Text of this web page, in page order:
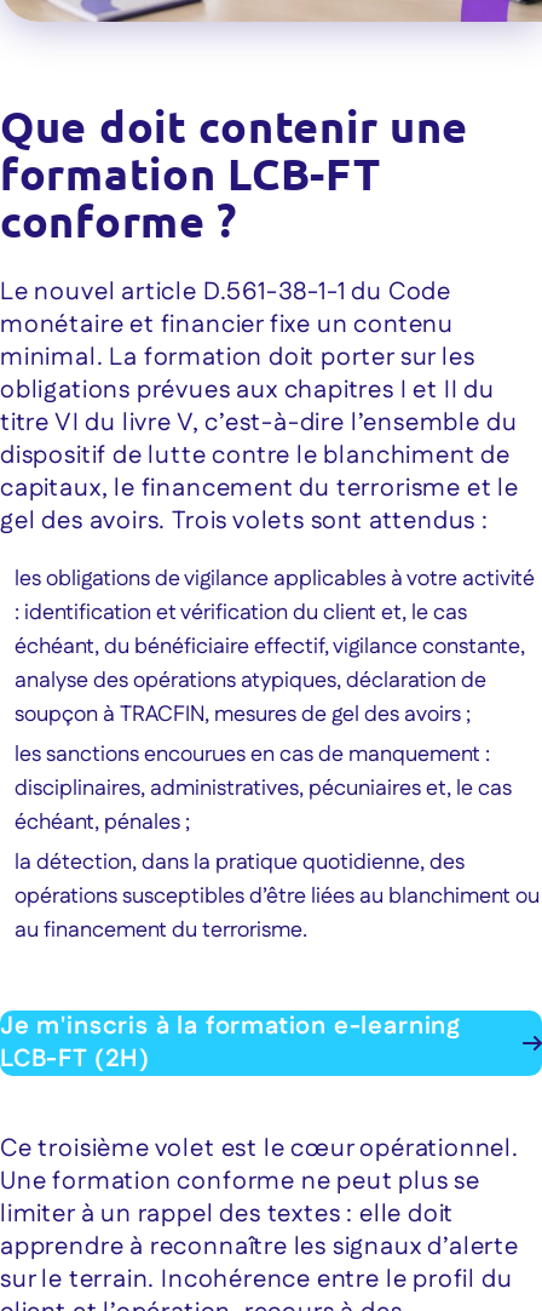
Que doit contenir une
formation LCB-FT
conforme ?
Le nouvel article D.561-38-1-1 du Code
monétaire et financier fixe un contenu
minimal. La formation doit porter sur les
obligations prévues aux chapitres I et II du
titre VI du livre V, c’est-à-dire l’ensemble du
dispositif de lutte contre le blanchiment de
capitaux, le financement du terrorisme et le
gel des avoirs. Trois volets sont attendus :
les obligations de vigilance applicables à votre activité
: identification et vérification du client et, le cas
échéant, du bénéficiaire effectif, vigilance constante,
analyse des opérations atypiques, déclaration de
soupçon à TRACFIN, mesures de gel des avoirs ;
les sanctions encourues en cas de manquement :
disciplinaires, administratives, pécuniaires et, le cas
échéant, pénales ;
la détection, dans la pratique quotidienne, des
opérations susceptibles d’être liées au blanchiment ou
au financement du terrorisme.
Je m'inscris à la formation e-learning
LCB-FT (2H)
Ce troisième volet est le cœur opérationnel.
Une formation conforme ne peut plus se
limiter à un rappel des textes : elle doit
apprendre à reconnaître les signaux d’alerte
sur le terrain. Incohérence entre le profil du